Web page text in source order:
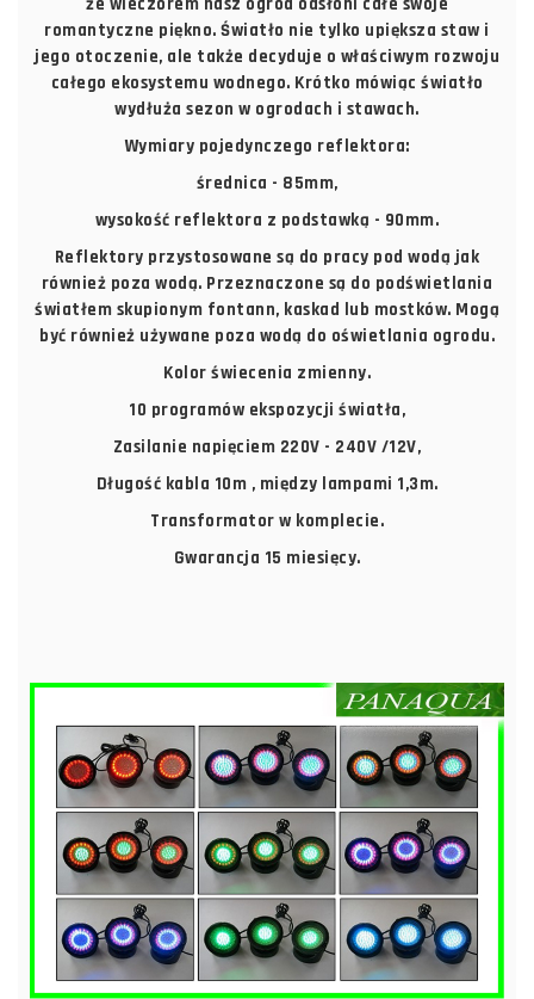
romantyczne piękno. Światło nie tylko upiększa staw i
jego otoczenie, ale także decyduje o właściwym rozwoju
całego ekosystemu wodnego. Krótko mówiąc światło
wydłuża sezon w ogrodach i stawach.
Wymiary pojedynczego reflektora:
średnica - 85mm,
wysokość reflektora z podstawką - 90mm.
Reflektory przystosowane są do pracy pod wodą jak
również poza wodą. Przeznaczone są do podświetlania
światłem skupionym fontann, kaskad lub mostków. Mogą
być również używane poza wodą do oświetlania ogrodu.
Kolor świecenia zmienny.
10 programów ekspozycji światła,
Zasilanie napięciem 220V - 240V /12V,
Długość kabla 10m , między lampami 1,3m.
Transformator w komplecie.
Gwarancja 15 miesięcy.